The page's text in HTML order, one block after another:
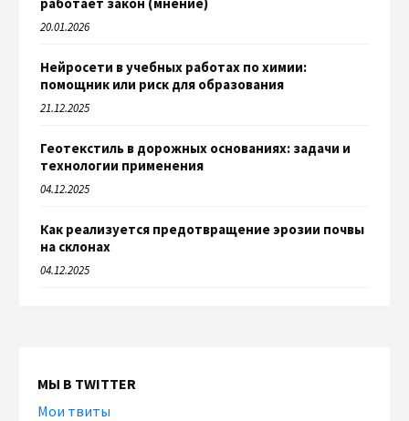
20.01.2026
Нейросети в учебных работах по химии:
помощник или риск для образования
21.12.2025
Геотекстиль в дорожных основаниях: задачи и
технологии применения
04.12.2025
Как реализуется предотвращение эрозии почвы
на склонах
04.12.2025
МЫ В TWITTER
Мои твиты